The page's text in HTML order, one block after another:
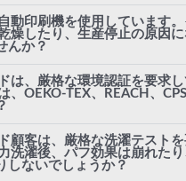
動印刷機を使用しています
燥したり、生産停止の原因
んか？
は、厳格な環境認証を要求し
、OEKO-TEX、REACH、
顧客は、厳格な洗濯テストを
洗濯後、パフ効果は崩れた
しないでしょうか？